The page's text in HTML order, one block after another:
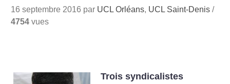
16 septembre 2016 par UCL Orléans, UCL Saint-Denis /
4754 vues
Trois syndicalistes